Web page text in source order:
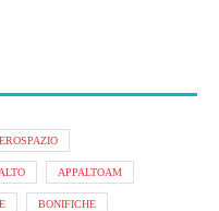
APPALTOAM
BONIFICHE